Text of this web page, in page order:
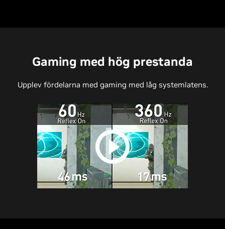
Gaming med hög prestanda
Upplev fördelarna med gaming med låg systemlatens.